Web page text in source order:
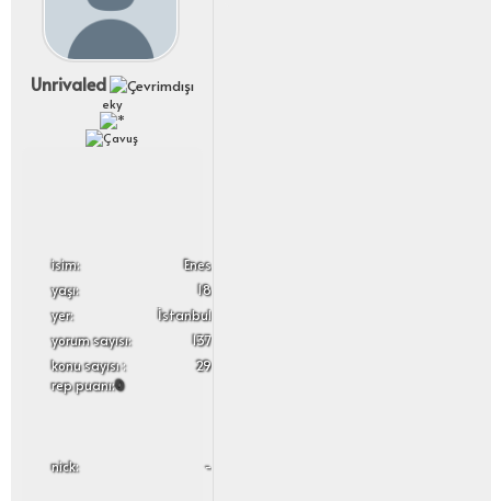
Unrivaled
eky
i̇sim:
Enes
yaşı:
18
yer:
İstanbul
yorum sayısı:
137
konu sayısı :
29
rep puanı:0
nick: -